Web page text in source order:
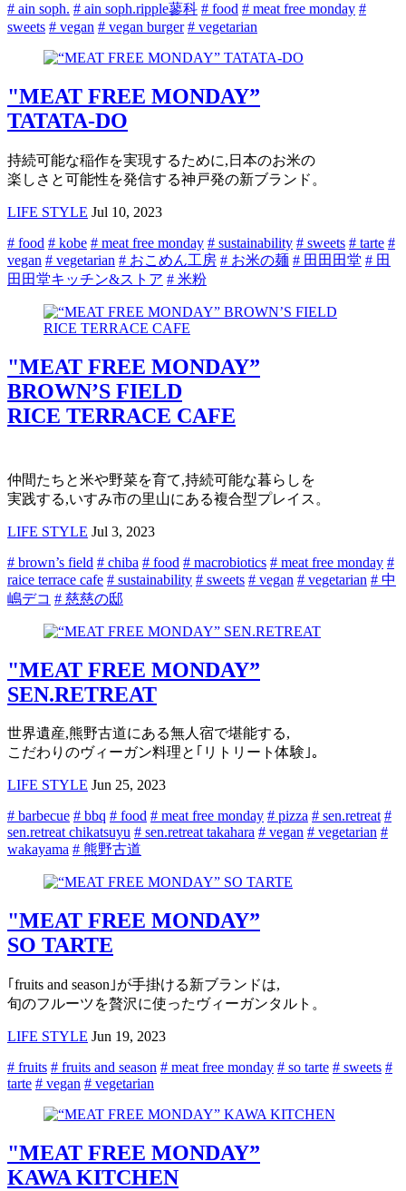
# ain soph. # ain soph.ripple蓼科 # food # meat free monday #
sweets # vegan # vegan burger # vegetarian
"MEAT FREE MONDAY”
TATATA-DO
持続可能な稲作を実現するために,日本のお米の
楽しさと可能性を発信する神戸発の新ブランド。
LIFE STYLE Jul 10, 2023
# food # kobe # meat free monday # sustainability # sweets # tarte #
vegan # vegetarian # おこめん工房 # お米の麺 # 田田田堂 # 田
田田堂キッチン&ストア # 米粉
"MEAT FREE MONDAY”
BROWN’S FIELD
RICE TERRACE CAFE
仲間たちと米や野菜を育て,持続可能な暮らしを
実践する,いすみ市の里山にある複合型プレイス。
LIFE STYLE Jul 3, 2023
# brown’s field # chiba # food # macrobiotics # meat free monday #
raice terrace cafe # sustainability # sweets # vegan # vegetarian # 中
嶋デコ # 慈慈の邸
"MEAT FREE MONDAY”
SEN.RETREAT
世界遺産,熊野古道にある無人宿で堪能する,
こだわりのヴィーガン料理と｢リトリート体験｣。
LIFE STYLE Jun 25, 2023
# barbecue # bbq # food # meat free monday # pizza # sen.retreat #
sen.retreat chikatsuyu # sen.retreat takahara # vegan # vegetarian #
wakayama # 熊野古道
"MEAT FREE MONDAY”
SO TARTE
｢fruits and season｣が手掛ける新ブランドは,
旬のフルーツを贅沢に使ったヴィーガンタルト。
LIFE STYLE Jun 19, 2023
# fruits # fruits and season # meat free monday # so tarte # sweets #
tarte # vegan # vegetarian
"MEAT FREE MONDAY”
KAWA KITCHEN